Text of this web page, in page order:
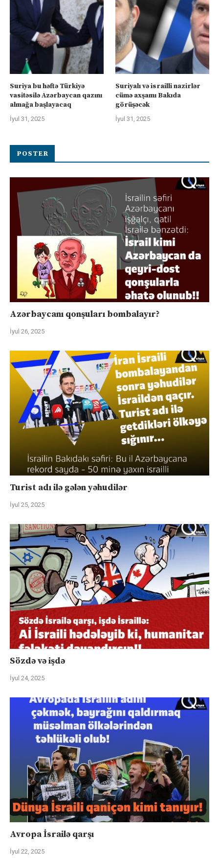
Suriya bu həftə Türkiyə
vasitəsilə Azərbaycan qazını
almağa başlayacaq
İyul 31, 2025
Suriyalı və israilli nazirlər
cümə axşamı Bakıda
görüşəcək
İyul 31, 2025
POSTER
Azərbaycanı qonşuları bombalayır?
İyul 26, 2025
Turist adı ilə gələn yəhudilər
İyul 25, 2025
Sözdə və işdə
İyul 24, 2025
Avropa İsrailə qarşı
İyul 22, 2025